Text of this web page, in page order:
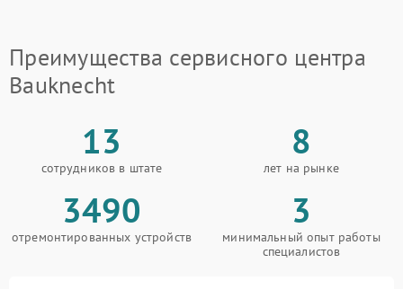
Преимущества сервисного центра
Bauknecht
13
сотрудников в штате
8
лет на рынке
3490
отремонтированных устройств
3
минимальный опыт работы
специалистов